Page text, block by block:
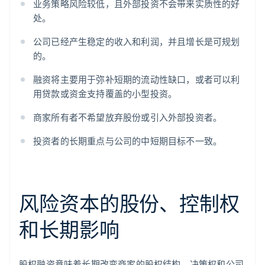
业务策略风险较低，且外部投资不会带来实质性的好
处。
公司已经产生稳定的收入和利润，并且增长是可规划
的。
融资将主要用于弥补短期的流动性缺口，或者可以利
用贷款或资金支持覆盖的小型投资。
商家所有者不希望放弃股份或引入外部投资者。
投资者的长期重点与公司的中短期目标不一致。
风险资本的股份、控制权
和长期影响